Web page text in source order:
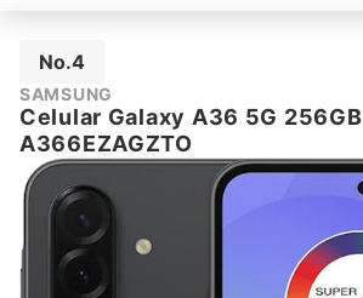
No.4
SAMSUNG
Celular Galaxy A36 5G 256GB
A366EZAGZTO